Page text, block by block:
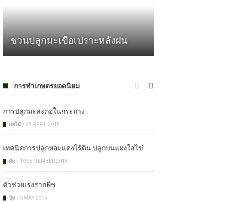
ชวนปลูกมะเขือเปราะหลังฝน
การทำเกษตรยอดนิยม
การปลูกมะละกอในกระถาง
ผลไม้ / 25 APRIL 2015
เทคนิคการปลูกหอมแดงไร้ดิน ปลูกบนแผงใส่ไข่
ผัก / 10 SEPTEMBER 2015
ตัวช่วยเร่งรากพืช
ปุ๋ย / 6 MAY 2015